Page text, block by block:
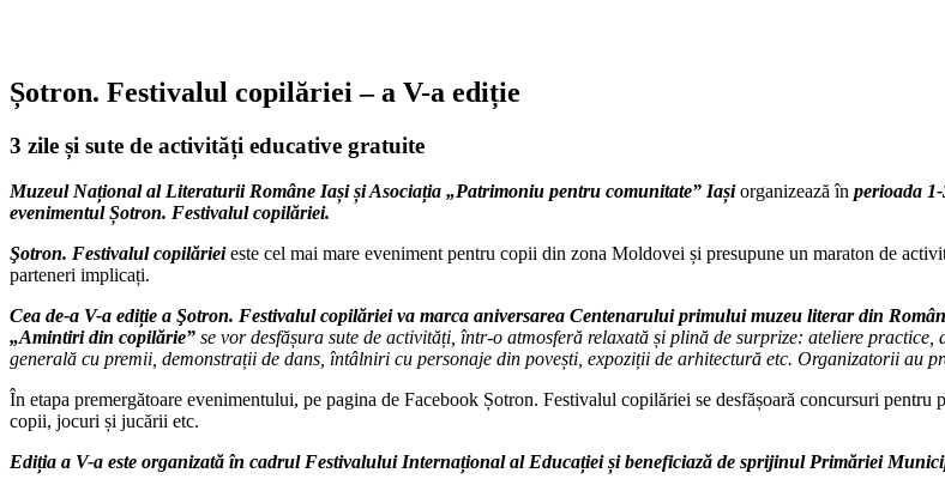
Șotron. Festivalul copilăriei – a V-a ediție
3 zile și sute de activități educative gratuite
Muzeul Național al Literaturii Române Iași și Asociația „Patrimoniu pentru comunitate” Iașiorganizează în perioada
evenimentul Șotron. Festivalul copilăriei.
Şotron. Festivalul copilăriei este cel mai mare eveniment pentru copii din zona Moldovei și presupune un maraton de
parteneri implicați.
Cea de-a V-a ediție a Şotron. Festivalul copilăriei va marca aniversarea Centenarului primului muzeu literar din
„Amintiri din copilărie” se vor desfășura sute de activități, într-o atmosferă relaxată și plină de surprize: ateliere
generală cu premii, demonstrații de dans, întâlniri cu personaje din povești, expoziții de arhitectură etc. Organizatorii au
În etapa premergătoare evenimentului, pe pagina de Facebook Șotron. Festivalul copilăriei se desfășoară concursuri
copii, jocuri și jucării etc.
Ediția a V-a este organizată în cadrul Festivalului Internațional al Educației și beneficiază de sprijinul Primăriei